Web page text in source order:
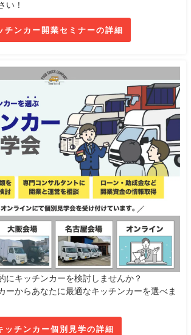
い！
チンカー開業セミナーの詳細
にキッチンカーを検討しませんか？
ーからあなたに最適なキッチンカーを選べま
ッチンカー個別見学の詳細